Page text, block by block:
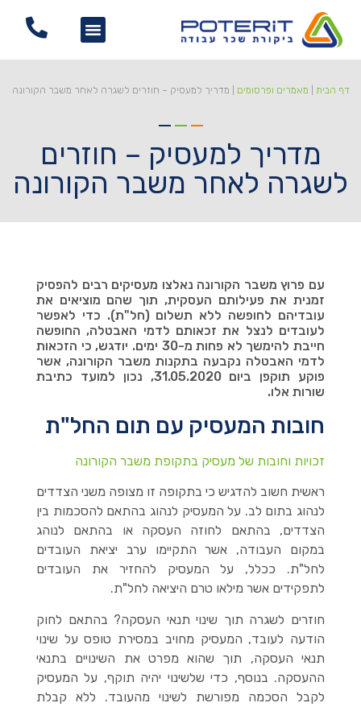
דף הבית מאמרים ופרסומים מדריך למעסיק – חוזרים לשגרה לאחר משבר הקורונה
מדריך למעסיק – חוזרים
לשגרה לאחר משבר הקורונה
עם פרוץ משבר הקורונה נאלצו מעסיקים רבים להפסיק
זמנית את פעילותם העסקית, תוך שהם מוציאים את
עובדיהם לחופשה ללא תשלום (חל"ת). כדי לאפשר
לעובדים לנצל את זכאותם לדמי האבטלה, החופשה
חייבת להימשך לא פחות מ-30 ימים. יודגש, כי הזכאות
לדמי האבטלה נקבעה בתקנות משבר הקורונה, אשר
פוקע תוקפן ביום 31.05.2020, נכון למועד כתיבת
שורות אלו.
חובות המעסיק עם תום החל"ת
זכויות וחובות של מעסיק בתקופת משבר הקורונה
ראשית חשוב להדגיש כי בתקופה זו מצופה משני הצדדים
לנהוג בתום לב. על המעסיק לנהוג בהתאם להסכמות בין
הצדדים, בהתאם לחוזה העסקה או בהתאם לנוהג
במקום העבודה, אשר התקיימו ערב יציאת העובדים
לחל"ת. ככלל, על המעסיק להחזיר את העובדים
לתפקידים אשר מילאו טרם היציאה לחל"ת.
חוזרים לשגרה תוך שינוי תנאי העסקה? בהתאם לחוק
הודעה לעובד, המעסיק מחויב במסירת טופס על שינוי
תנאי העסקה, תוך שהוא מפרט את השינויים בתנאי
ההעסקה. בנוסף, כדי שלשינוי יהיה תוקף, על המעסיק
לקבל הסכמה מפורשת לשינוי מהעובד. ללא קבלת